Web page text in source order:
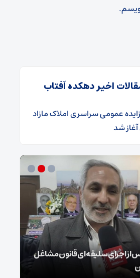
اخیر دهکده آفتاب
عمومی سراسری املاک مازاد
آغاز شد
از اجرای سلیقه‌ای قانون مشاغل